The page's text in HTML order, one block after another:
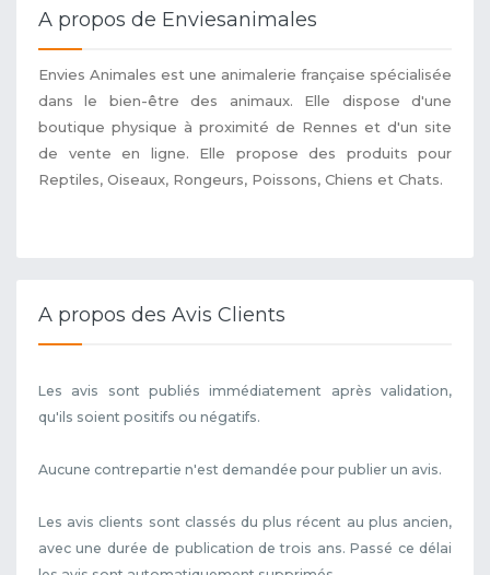
A propos de Enviesanimales
Envies Animales est une animalerie française spécialisée
dans le bien-être des animaux. Elle dispose d'une
boutique physique à proximité de Rennes et d'un site
de vente en ligne. Elle propose des produits pour
Reptiles, Oiseaux, Rongeurs, Poissons, Chiens et Chats.
A propos des Avis Clients
Les avis sont publiés immédiatement après validation,
qu'ils soient positifs ou négatifs.
Aucune contrepartie n'est demandée pour publier un avis.
Les avis clients sont classés du plus récent au plus ancien,
avec une durée de publication de trois ans. Passé ce délai